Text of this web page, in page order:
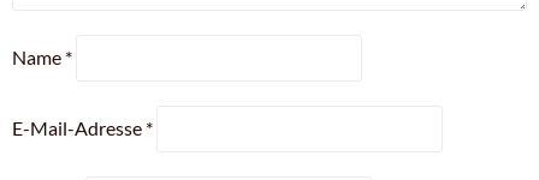
Name *
E-Mail-Adresse *